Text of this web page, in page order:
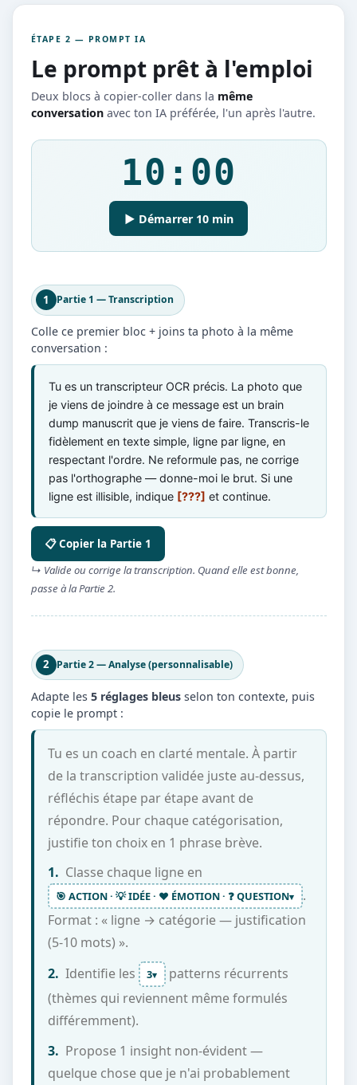
ÉTAPE 2 — PROMPT IA
Le prompt prêt à l'emploi
Deux blocs à copier-coller dans la même
conversationavec ton IA préférée, l'un après l'autre.
10:00
▶ Démarrer 10 min
1 Partie 1 — Transcription
Colle ce premier bloc + joins ta photo à la même
conversation :
Tu es un transcripteur OCR précis. La photo que
je viens de joindre à ce message est un brain
dump manuscrit que je viens de faire. Transcris-le
fidèlement en texte simple, ligne par ligne, en
respectant l'ordre. Ne reformule pas, ne corrige
pas l'orthographe — donne-moi le brut. Si une
ligne est illisible, indique [???] et continue.
📋 Copier la Partie 1
↳ Valide ou corrige la transcription. Quand elle est bonne,
passe à la Partie 2.
2 Partie 2 — Analyse (personnalisable)
Adapte les 5 réglages bleusselon ton contexte, puis
copie le prompt :
Tu es un coach en clarté mentale. À partir
de la transcription validée juste au-dessus,
réfléchis étape par étape avant de
répondre. Pour chaque catégorisation,
justifie ton choix en 1 phrase brève.
1. Classe chaque ligne en
🎯 ACTION · 💡 IDÉE · ❤️ ÉMOTION · ❓ QUESTION▾
.
Format : « ligne → catégorie — justification
(5-10 mots) ».
2. Identifie les 3▾
patterns récurrents
(thèmes qui reviennent même formulés
différemment).
3. Propose 1 insight non-évident —
quelque chose que je n'ai probablement